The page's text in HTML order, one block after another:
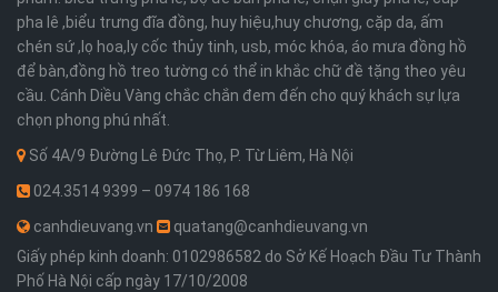
pha lê ,biểu trưng đĩa đồng, huy hiệu,huy chương, cặp da, ấm
chén sứ ,lọ hoa,ly cốc thủy tinh, usb, móc khóa, áo mưa đồng hồ
để bàn,đồng hồ treo tường có thể in khắc chữ đề tặng theo yêu
cầu. Cánh Diều Vàng chắc chắn đem đến cho quý khách sự lựa
chọn phong phú nhất.
Số 4A/9 Đường Lê Đức Thọ, P. Từ Liêm, Hà Nội
024.3514 9399 – 0974 186 168
canhdieuvang.vn
quatang@canhdieuvang.vn
Giấy phép kinh doanh: 0102986582 do Sở Kế Hoạch Đầu Tư Thành
Phố Hà Nội cấp ngày 17/10/2008